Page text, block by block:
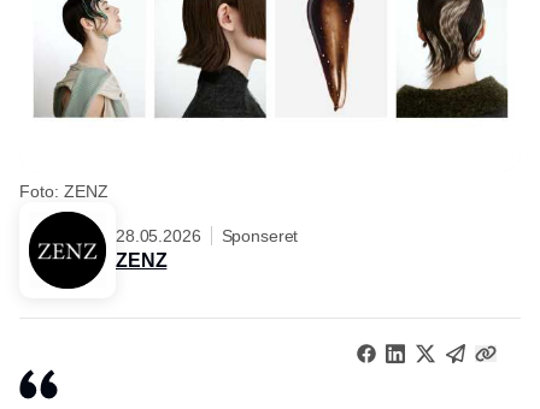
Foto: ZENZ
28.05.2026 Sponseret
ZENZ